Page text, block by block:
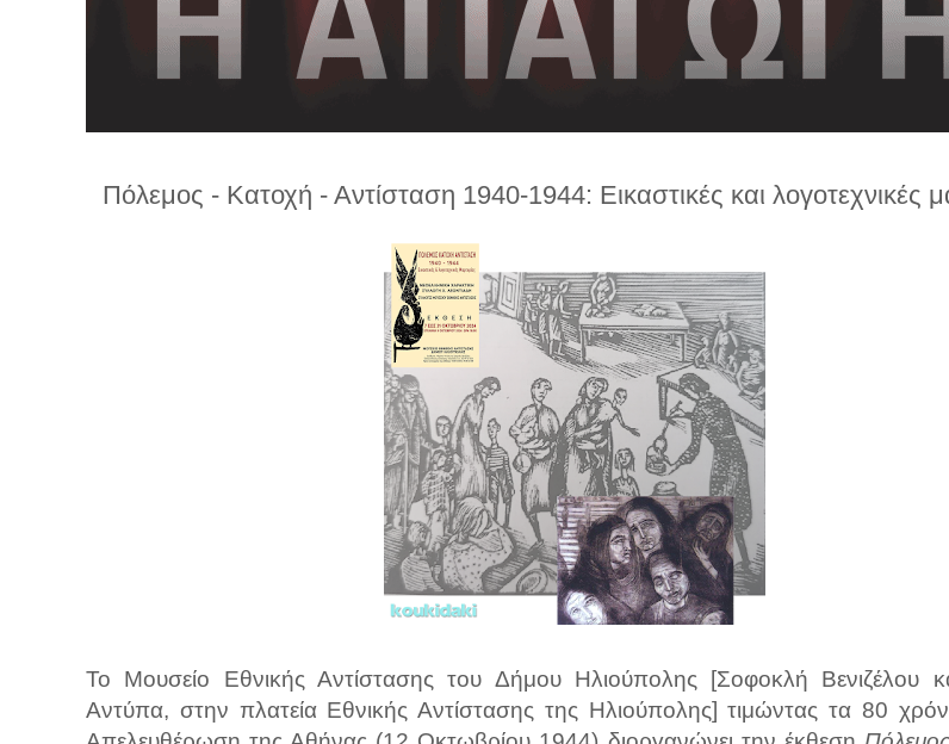
Πόλεμος - Κατοχή - Αντίσταση 1940-1944: Εικαστικές και λογοτεχνικές
Το Μουσείο Εθνικής Αντίστασης του Δήμου Ηλιούπολης [Σοφοκλή Βενιζέλου
Αντύπα, στην πλατεία Εθνικής Αντίστασης της Ηλιούπολης] τιμώντας τα 80